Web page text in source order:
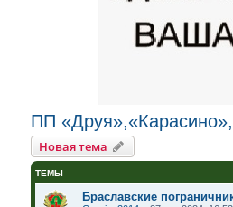
ПП
Новая тема
ТЕМЫ
Браславские